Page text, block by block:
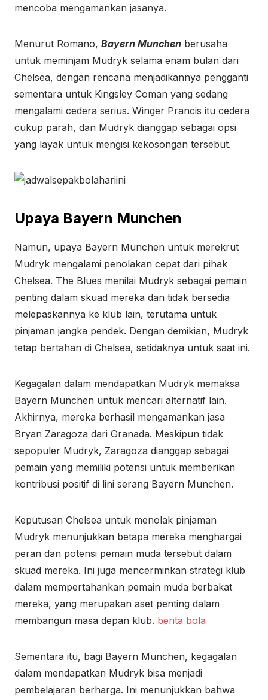
mencoba mengamankan jasanya.
Menurut Romano, Bayern Munchen berusaha
untuk meminjam Mudryk selama enam bulan dari
Chelsea, dengan rencana menjadikannya pengganti
sementara untuk Kingsley Coman yang sedang
mengalami cedera serius. Winger Prancis itu cedera
cukup parah, dan Mudryk dianggap sebagai opsi
yang layak untuk mengisi kekosongan tersebut.
Upaya Bayern Munchen
Namun, upaya Bayern Munchen untuk merekrut
Mudryk mengalami penolakan cepat dari pihak
Chelsea. The Blues menilai Mudryk sebagai pemain
penting dalam skuad mereka dan tidak bersedia
melepaskannya ke klub lain, terutama untuk
pinjaman jangka pendek. Dengan demikian, Mudryk
tetap bertahan di Chelsea, setidaknya untuk saat ini.
Kegagalan dalam mendapatkan Mudryk memaksa
Bayern Munchen untuk mencari alternatif lain.
Akhirnya, mereka berhasil mengamankan jasa
Bryan Zaragoza dari Granada. Meskipun tidak
sepopuler Mudryk, Zaragoza dianggap sebagai
pemain yang memiliki potensi untuk memberikan
kontribusi positif di lini serang Bayern Munchen.
Keputusan Chelsea untuk menolak pinjaman
Mudryk menunjukkan betapa mereka menghargai
peran dan potensi pemain muda tersebut dalam
skuad mereka. Ini juga mencerminkan strategi klub
dalam mempertahankan pemain muda berbakat
mereka, yang merupakan aset penting dalam
membangun masa depan klub. berita bola
Sementara itu, bagi Bayern Munchen, kegagalan
dalam mendapatkan Mudryk bisa menjadi
pembelajaran berharga. Ini menunjukkan bahwa